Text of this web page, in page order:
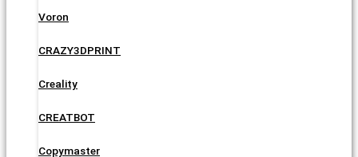
Voron
CRAZY3DPRINT
Creality
CREATBOT
Copymaster